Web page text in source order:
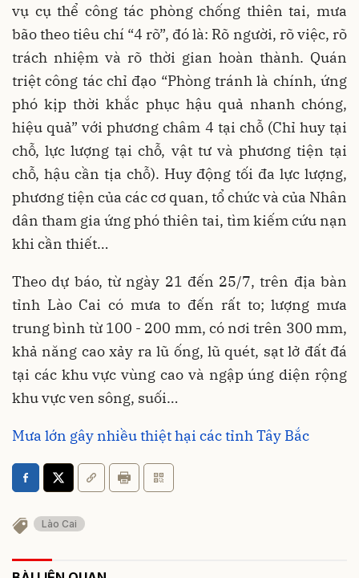
vụ cụ thể công tác phòng chống thiên tai, mưa
bão theo tiêu chí “4 rõ”, đó là: Rõ người, rõ việc, rõ
trách nhiệm và rõ thời gian hoàn thành. Quán
triệt công tác chỉ đạo “Phòng tránh là chính, ứng
phó kịp thời khắc phục hậu quả nhanh chóng,
hiệu quả” với phương châm 4 tại chỗ (Chỉ huy tại
chỗ, lực lượng tại chỗ, vật tư và phương tiện tại
chỗ, hậu cần tịa chỗ). Huy động tối đa lực lượng,
phương tiện của các cơ quan, tổ chức và của Nhân
dân tham gia ứng phó thiên tai, tìm kiếm cứu nạn
khi cần thiết…
Theo dự báo, từ ngày 21 đến 25/7, trên địa bàn
tỉnh Lào Cai có mưa to đến rất to; lượng mưa
trung bình từ 100 - 200 mm, có nơi trên 300 mm,
khả năng cao xảy ra lũ ống, lũ quét, sạt lở đất đá
tại các khu vực vùng cao và ngập úng diện rộng
khu vực ven sông, suối…
Mưa lớn gây nhiều thiệt hại các tỉnh Tây Bắc
Lào Cai